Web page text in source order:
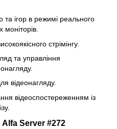
та ігор в режимі реального
моніторів.
стрімінгу.
та управління
відеонагляду.
відеоспостереженням із
Alfa Server #272